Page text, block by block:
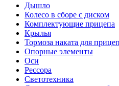
Дышло
Колесо в сборе с диском
Комплектующие прицепа
Крылья
Тормоза наката для
Опорные элементы
Оси
Рессора
Светотехника